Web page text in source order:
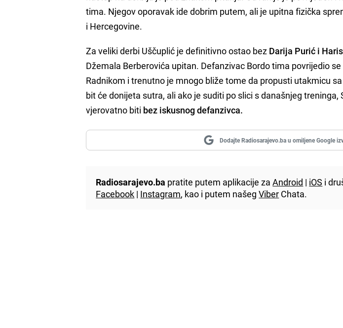
tima. Njegov oporavak ide dobrim putem, ali je upitna fizička
i Hercegovine.
Za veliki derbi Uščuplić je definitivno ostao bez Darija Purić i
Džemala Berberovića upitan. Defanzivac Bordo tima povrijedio
Radnikom i trenutno je mnogo bliže tome da propusti utakmicu
bit će donijeta sutra, ali ako je suditi po slici s današnjeg treninga,
vjerovatno biti bez iskusnog defanzivca.
Dodajte Radiosarajevo.ba u omiljene Google
Radiosarajevo.ba pratite putem aplikacije zaAndroid | iOS i
Facebook | Instagram, kao i putem našegViber Chata.